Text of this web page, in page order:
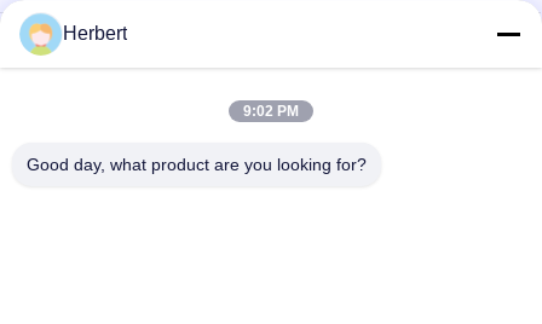
Armature μηχανή
τυλίγματος
στατών
Αυτόματη μηχανή
ηλεκτρικών
Herbert
9:02 PM
Good day, what product are you looking for?